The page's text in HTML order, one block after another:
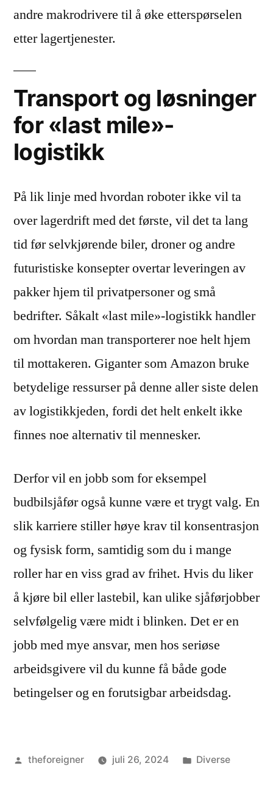
andre makrodrivere til å øke etterspørselen
etter lagertjenester.
Transport og løsninger
for «last mile»-
logistikk
På lik linje med hvordan roboter ikke vil ta
over lagerdrift med det første, vil det ta lang
tid før selvkjørende biler, droner og andre
futuristiske konsepter overtar leveringen av
pakker hjem til privatpersoner og små
bedrifter. Såkalt «last mile»-logistikk handler
om hvordan man transporterer noe helt hjem
til mottakeren. Giganter som Amazon bruke
betydelige ressurser på denne aller siste delen
av logistikkjeden, fordi det helt enkelt ikke
finnes noe alternativ til mennesker.
Derfor vil en jobb som for eksempel
budbilsjåfør også kunne være et trygt valg. En
slik karriere stiller høye krav til konsentrasjon
og fysisk form, samtidig som du i mange
roller har en viss grad av frihet. Hvis du liker
å kjøre bil eller lastebil, kan ulike sjåførjobber
selvfølgelig være midt i blinken. Det er en
jobb med mye ansvar, men hos seriøse
arbeidsgivere vil du kunne få både gode
betingelser og en forutsigbar arbeidsdag.
Publisert
theforeigner juli 26, 2024
Publisert
Diverse